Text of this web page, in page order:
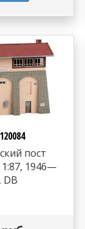
пост
1:87, 1946—
DB